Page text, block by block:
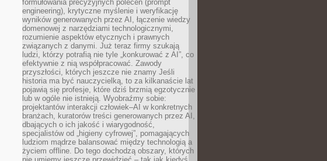
formułowania precyzyjnych poleceń (prompt
engineering), krytyczne myślenie i weryfikację
wyników generowanych przez AI, łączenie wiedzy
domenowej z narzędziami technologicznymi,
rozumienie aspektów etycznych i prawnych
związanych z danymi. Już teraz firmy szukają
ludzi, którzy potrafią nie tyle „konkurować z AI”, co
efektywnie z nią współpracować. Zawody
przyszłości, których jeszcze nie znamy Jeśli
historia ma być nauczycielką, to za kilkanaście lat
pojawią się profesje, które dziś brzmią egzotycznie
lub w ogóle nie istnieją. Wyobraźmy sobie:
projektantów interakcji człowiek–AI w konkretnych
branżach, kuratorów treści generowanych przez AI,
dbających o ich jakość i wiarygodność,
specjalistów od „higieny cyfrowej”, pomagających
ludziom mądrze balansować między technologią a
życiem offline. Do tego dochodzą obszary, których